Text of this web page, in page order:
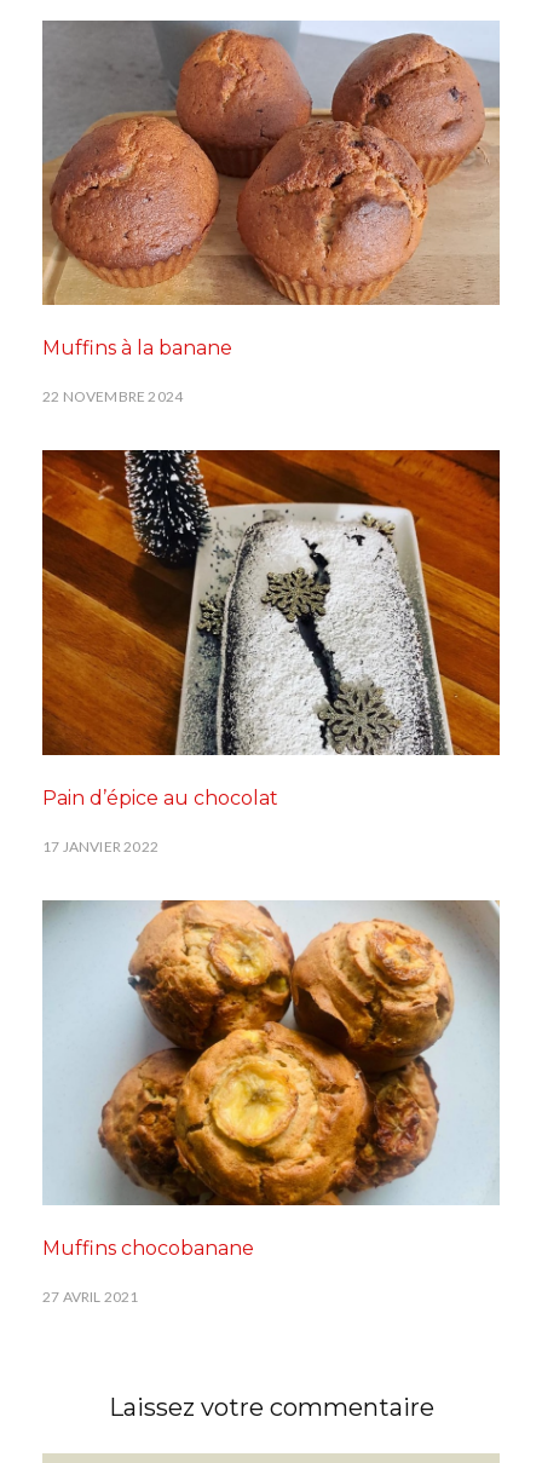
Muffins à la banane
22 NOVEMBRE 2024
Pain d’épice au chocolat
17 JANVIER 2022
Muffins chocobanane
27 AVRIL 2021
Laissez votre commentaire